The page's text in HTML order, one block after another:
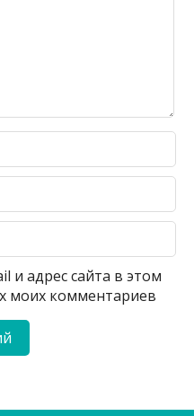
и адрес сайта в этом
моих комментариев